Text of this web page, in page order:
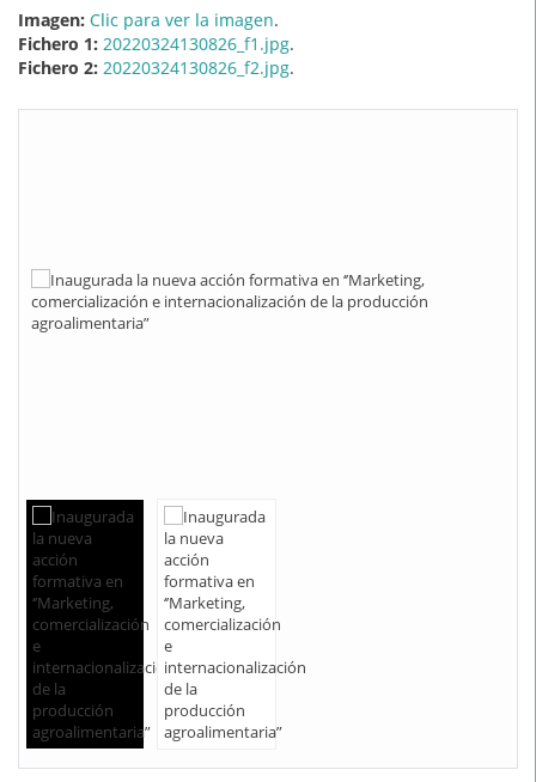
Imagen: Clic para ver la imagen.
Fichero 1: 20220324130826_f1.jpg.
Fichero 2: 20220324130826_f2.jpg.